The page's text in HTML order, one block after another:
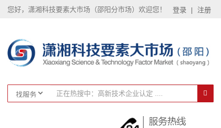
您好，潇湘科技要素大市场（邵阳分市场）欢迎您！ 登录 | 注册